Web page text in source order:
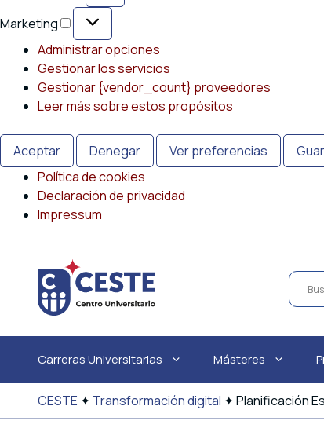
Marketing
Marketing
Administrar opciones
Gestionar los servicios
Gestionar {vendor_count} proveedores
Leer más sobre estos propósitos
Aceptar Denegar Ver preferencias
Política de cookies
Declaración de privacidad
Impressum
contenido
Carreras Universitarias Másteres
CESTE ✦ Transformación digital ✦Planificación